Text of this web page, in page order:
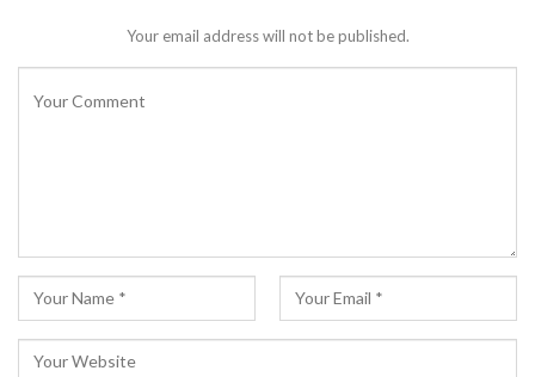
Your email address will not be published.